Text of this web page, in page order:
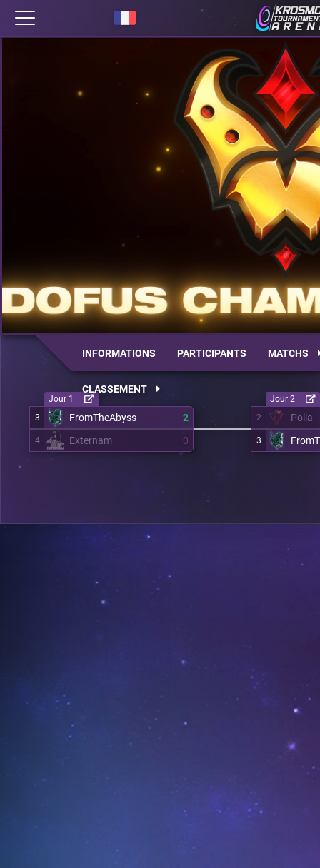
INFORMATIONS PARTICIPANTS MATCHS
CLASSEMENT
3 FromTheAbyss 2
4 Externam 0
Jour 1
2
Polia
3
Jour 2